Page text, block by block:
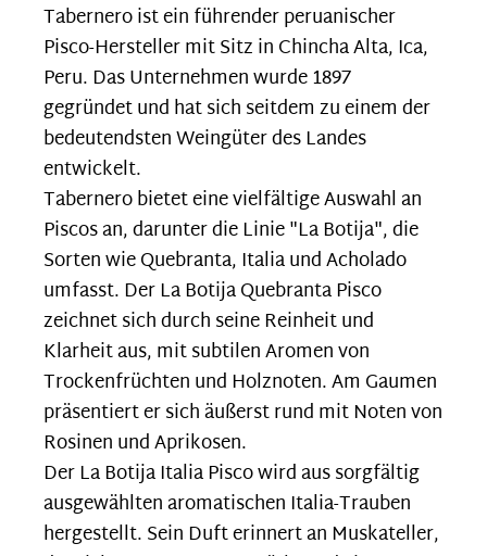
Tabernero ist ein führender peruanischer
Pisco-Hersteller mit Sitz in Chincha Alta, Ica,
Peru. Das Unternehmen wurde 1897
gegründet und hat sich seitdem zu einem der
bedeutendsten Weingüter des Landes
entwickelt.
Tabernero bietet eine vielfältige Auswahl an
Piscos an, darunter die Linie "La Botija", die
Sorten wie Quebranta, Italia und Acholado
umfasst. Der La Botija Quebranta Pisco
zeichnet sich durch seine Reinheit und
Klarheit aus, mit subtilen Aromen von
Trockenfrüchten und Holznoten. Am Gaumen
präsentiert er sich äußerst rund mit Noten von
Rosinen und Aprikosen.
Der La Botija Italia Pisco wird aus sorgfältig
ausgewählten aromatischen Italia-Trauben
hergestellt. Sein Duft erinnert an Muskateller,